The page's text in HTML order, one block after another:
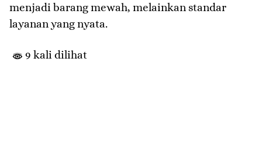
menjadi barang mewah, melainkan standar
layanan yang nyata.
9 kali dilihat